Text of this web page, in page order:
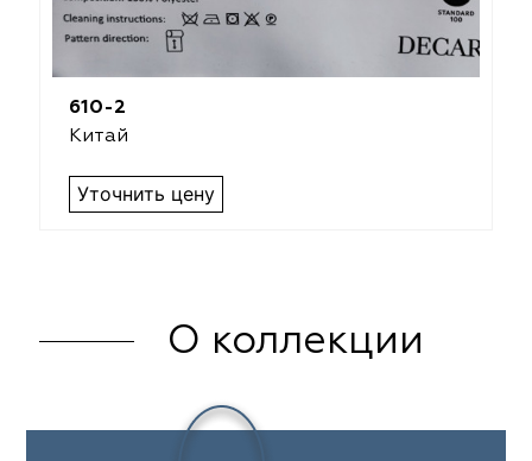
610-2
Китай
Уточнить цену
О коллекции